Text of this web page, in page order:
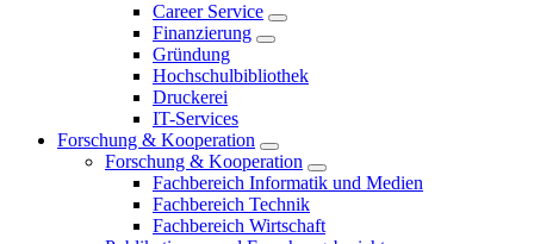
Career Service
Finanzierung
Gründung
Hochschulbibliothek
Druckerei
IT-Services
Forschung & Kooperation
Forschung & Kooperation
Fachbereich Informatik und Medien
Fachbereich Technik
Fachbereich Wirtschaft